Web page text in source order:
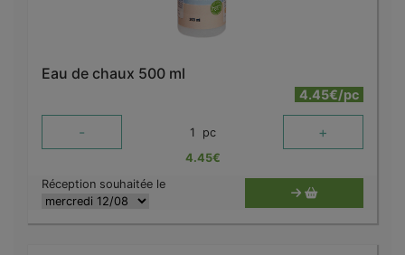
Eau de chaux 500 ml
4.45€/pc
- 1 pc +
4.45€
Réception souhaitée le